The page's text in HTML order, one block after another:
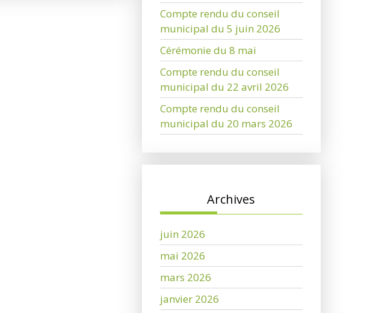
Compte rendu du conseil
municipal du 5 juin 2026
Cérémonie du 8 mai
Compte rendu du conseil
municipal du 22 avril 2026
Compte rendu du conseil
municipal du 20 mars 2026
Archives
juin 2026
mai 2026
mars 2026
janvier 2026